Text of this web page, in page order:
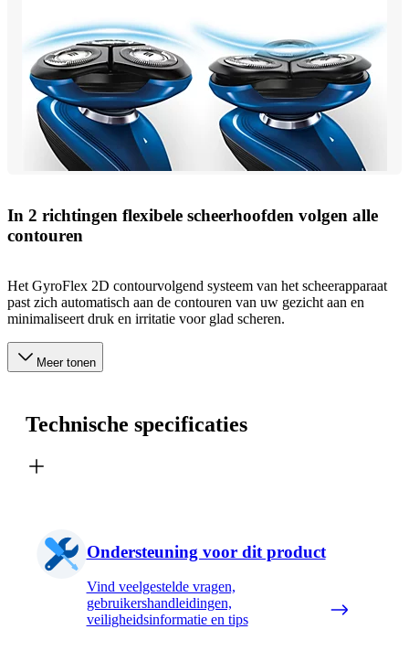
In 2 richtingen flexibele scheerhoofden volgen alle
contouren
Het GyroFlex 2D contourvolgend systeem van het scheerapparaat
past zich automatisch aan de contouren van uw gezicht aan en
minimaliseert druk en irritatie voor glad scheren.
Meer tonen
Technische specificaties
Ondersteuning voor dit product
Vind veelgestelde vragen,
gebruikershandleidingen,
veiligheidsinformatie en tips